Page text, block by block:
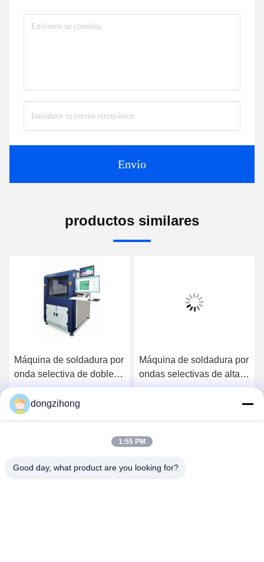
Envío
productos similares
Máquina de soldadura por
onda selectiva de doble
plataforma de alta
precisión para línea de
producción SMT
Máquina de soldadura por
ondas selectivas de alta
eficiencia para línea SMT
dongzihong
1:55 PM
Good day, what product are you looking for?